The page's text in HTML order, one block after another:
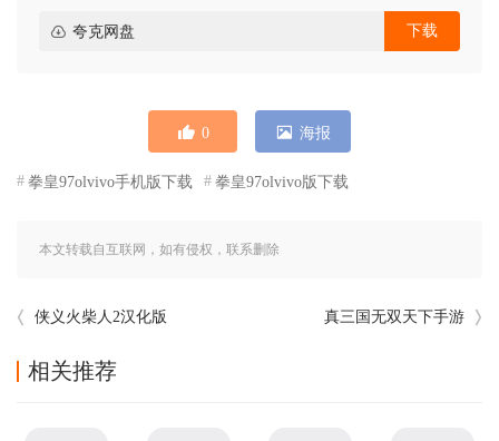
夸克网盘 下载
0 海报
拳皇97olvivo手机版下载 拳皇97olvivo版下载
本文转载自互联网，如有侵权，联系删除
侠义火柴人2汉化版 真三国无双天下手游
相关推荐